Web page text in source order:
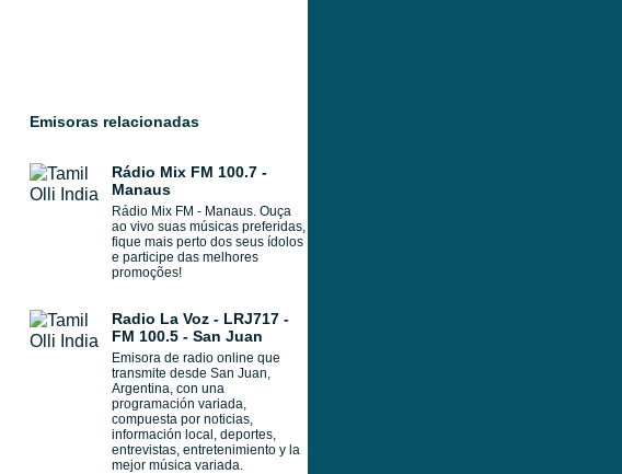
Emisoras relacionadas
Rádio Mix FM 100.7 -
Manaus
Rádio Mix FM - Manaus. Ouça
ao vivo suas músicas preferidas,
fique mais perto dos seus ídolos
e participe das melhores
promoções!
Radio La Voz - LRJ717 -
FM 100.5 - San Juan
Emisora de radio online que
transmite desde San Juan,
Argentina, con una
programación variada,
compuesta por noticias,
información local, deportes,
entrevistas, entretenimiento y la
mejor música variada.